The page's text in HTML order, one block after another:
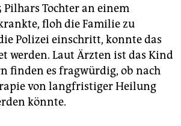
Pilhars Tochter an einem
floh die Familie zu
Polizei einschritt, konnte das
werden. Laut Ärzten ist das Kind
finden es fragwürdig, ob nach
von langfristiger Heilung
könnte.